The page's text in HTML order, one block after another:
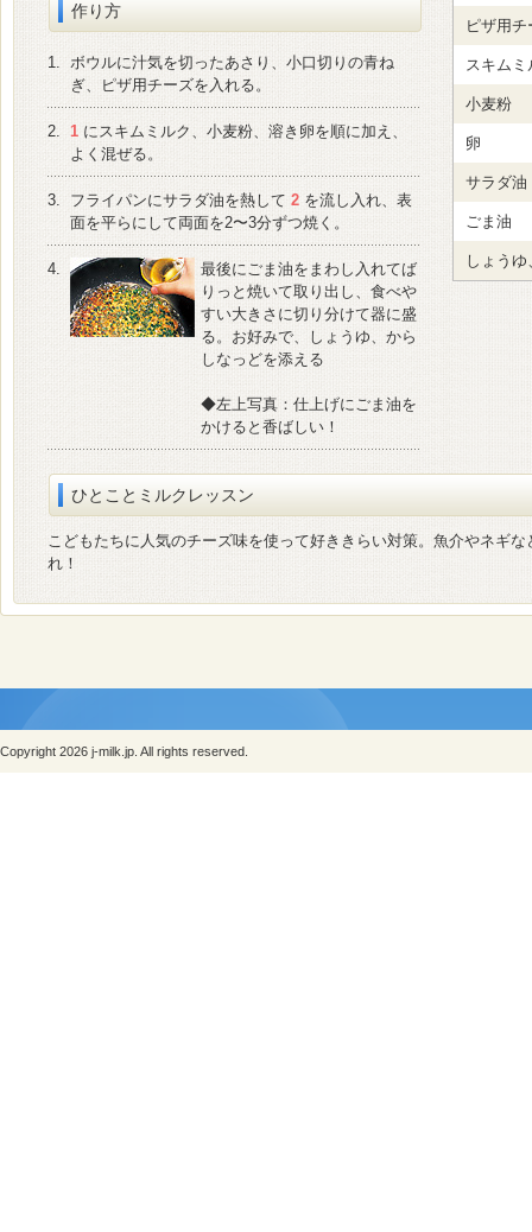
作り方
1. ボウルに汁気を切ったあさり、小口切りの青ね
ぎ、ピザ用チーズを入れる。
2. 1にスキムミルク、小麦粉、溶き卵を順に加え、
よく混ぜる。
3. フライパンにサラダ油を熱して 2を流し入れ、表
面を平らにして両面を2〜3分ずつ焼く。
4.
最後にごま油をまわし入れてば
りっと焼いて取り出し、食べや
すい大きさに切り分けて器に盛
る。お好みで、しょうゆ、から
しなっどを添える
◆左上写真：仕上げにごま油を
かけると香ばしい！
ピザ用チ
スキムミ
小麦粉
卵
サラダ油
ごま油
しょう
ひとことミルクレッスン
こどもたちに人気のチーズ味を使って好ききらい対策。魚介やネギ
れ！
Copyright 2026 j-milk.jp. All rights reserved.